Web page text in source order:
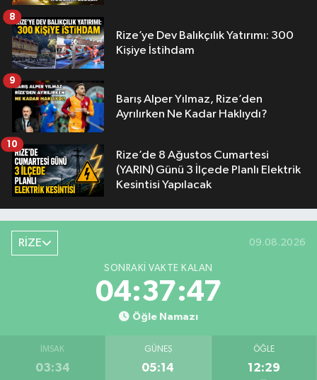
Rize’ye Dev Balıkçılık Yatırımı: 300
Kişiye İstihdam
8
Barış Alper Yılmaz, Rize’den
Ayrılırken Ne Kadar Haklıydı?
9
Rize’de 8 Ağustos Cumartesi
(YARIN) Günü 3 İlçede Planlı Elektrik
Kesintisi Yapılacak
10
RİZE 09.08.2026
SONRAKI VAKTE KALAN
04:37:46
Öğle Namazı
İMSAK
03:34
GÜNEŞ
05:14
ÖĞLE
12:29